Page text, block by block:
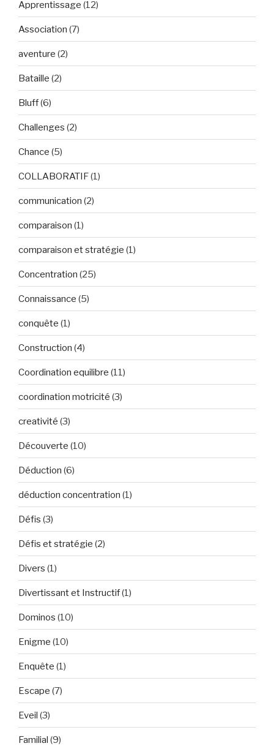
Apprentissage (12)
Association (7)
aventure (2)
Bataille (2)
Bluff(6)
Challenges (2)
Chance (5)
COLLABORATIF(1)
communication (2)
comparaison (1)
comparaison et stratégie (1)
Concentration (25)
Connaissance (5)
conquête (1)
Construction (4)
Coordination equilibre (11)
coordination motricité (3)
creativité (3)
Découverte (10)
Déduction (6)
déduction concentration (1)
Défis (3)
Défis et stratégie (2)
Divers (1)
Divertissant et Instructif(1)
Dominos (10)
Enigme (10)
Enquête (1)
Escape (7)
Eveil (3)
Familial (9)